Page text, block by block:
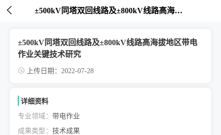
 ±500kV同塔双回线路及±800kV线路高海拔地区带电作业关键技术研究
±500kV同塔双回线路及±800kV线路高海拔地区带电
作业关键技术研究
上传日期：2022-07-28
详细资料
专业领域： 带电作业
成果类型： 技术成果